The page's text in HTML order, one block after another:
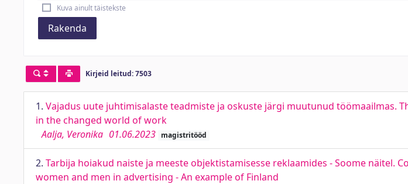
Kuva ainult täistekste
Rakenda
Kirjeid leitud: 7503
1. Vajadus uute juhtimisalaste teadmiste ja oskuste järgi muutunud töömaailmas.
in the changed world of work
Aalja, Veronika 01.06.2023 magistritööd
2. Tarbija hoiakud naiste ja meeste objektistamisesse reklaamides - Soome näitel.
women and men in advertising - An example of Finland